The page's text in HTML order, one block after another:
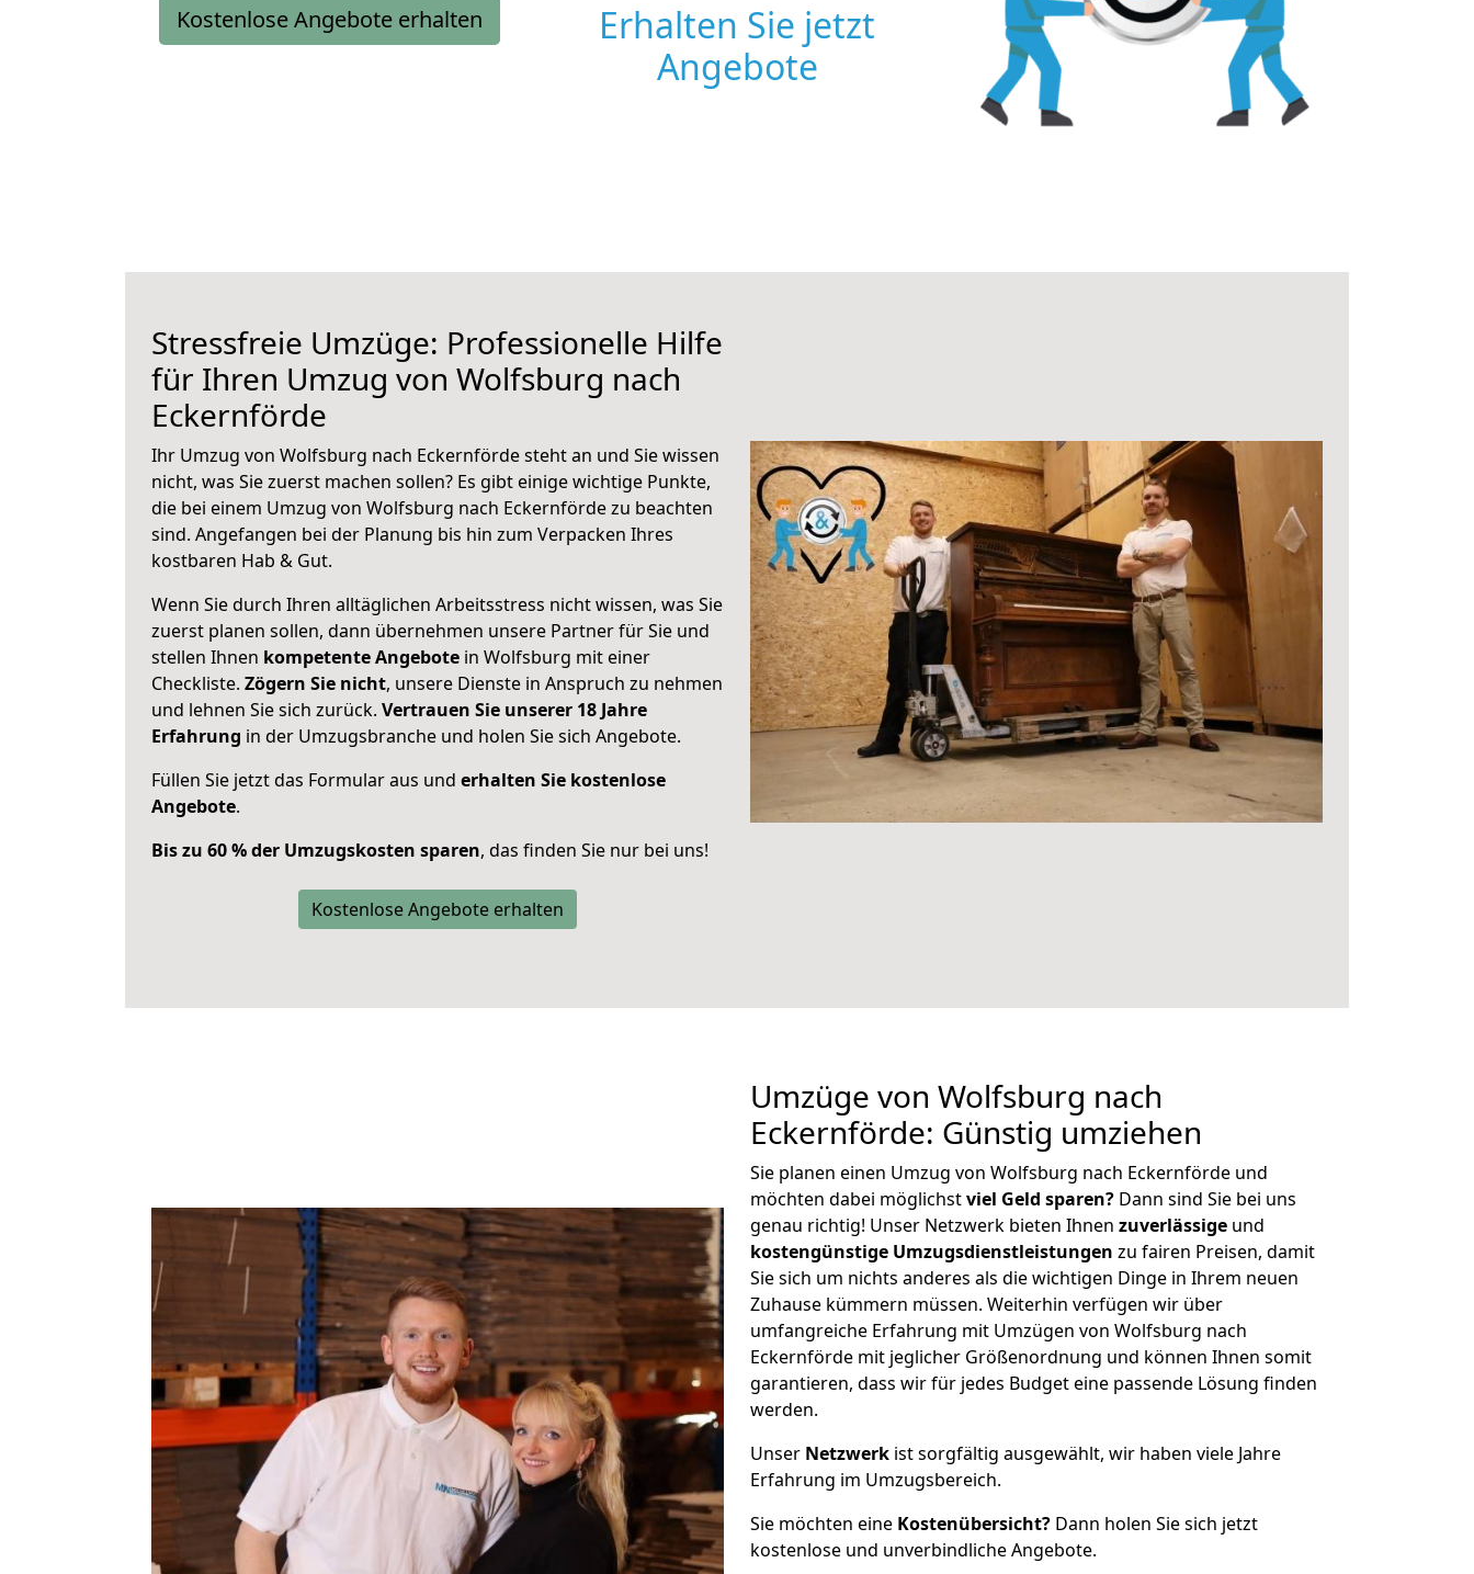
Kostenlose Angebote erhalten
Erhalten Sie jetzt
Angebote
Stressfreie Umzüge: Professionelle Hilfe
für Ihren Umzug von Wolfsburg nach
Eckernförde
Ihr Umzug von Wolfsburg nach Eckernförde steht an und Sie wissen
nicht, was Sie zuerst machen sollen? Es gibt einige wichtige Punkte,
die bei einem Umzug von Wolfsburg nach Eckernförde zu beachten
sind. Angefangen bei der Planung bis hin zum Verpacken Ihres
kostbaren Hab & Gut.
Wenn Sie durch Ihren alltäglichen Arbeitsstress nicht wissen, was Sie
zuerst planen sollen, dann übernehmen unsere Partner für Sie und
stellen Ihnen kompetente Angebote in Wolfsburg mit einer
Checkliste. Zögern Sie nicht, unsere Dienste in Anspruch zu nehmen
und lehnen Sie sich zurück. Vertrauen Sie unserer 18 Jahre
Erfahrung in der Umzugsbranche und holen Sie sich Angebote.
Füllen Sie jetzt das Formular aus und erhalten Sie kostenlose
Angebote.
Bis zu 60 % der Umzugskosten sparen, das finden Sie nur bei uns!
Kostenlose Angebote erhalten
Umzüge von Wolfsburg nach
Eckernförde: Günstig umziehen
Sie planen einen Umzug von Wolfsburg nach Eckernförde und
möchten dabei möglichstviel Geld sparen? Dann sind Sie bei uns
genau richtig! Unser Netzwerk bieten Ihnen zuverlässige und
kostengünstige Umzugsdienstleistungen zu fairen Preisen, damit
Sie sich um nichts anderes als die wichtigen Dinge in Ihrem neuen
Zuhause kümmern müssen. Weiterhin verfügen wir über
umfangreiche Erfahrung mit Umzügen von Wolfsburg nach
Eckernförde mit jeglicher Größenordnung und können Ihnen somit
garantieren, dass wir für jedes Budget eine passende Lösung finden
werden.
Unser Netzwerk ist sorgfältig ausgewählt, wir haben viele Jahre
Erfahrung im Umzugsbereich.
Sie möchten eine Kostenübersicht? Dann holen Sie sich jetzt
kostenlose und unverbindliche Angebote.